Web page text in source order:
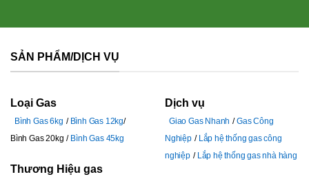
SẢN PHẨM/DỊCH VỤ
Loại Gas
Bình Gas 6kg
Bình Gas 12kg
Bình Gas 20kg
Bình Gas 45kg
Thương Hiệu gas
Dịch vụ
Giao Gas Nhanh
Gas Công
Nghiệp
Lắp hệ thống gas công
nghiệp
Lắp hệ thống gas nhà hàng